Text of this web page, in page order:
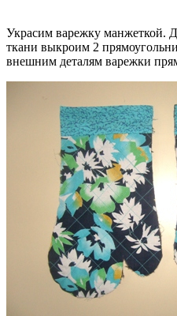
Украсим варежку манжеткой.
ткани выкроим 2
внешним деталям варежки